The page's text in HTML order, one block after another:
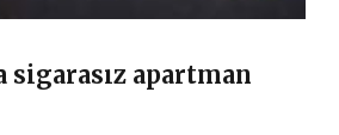
sigarasız apartman